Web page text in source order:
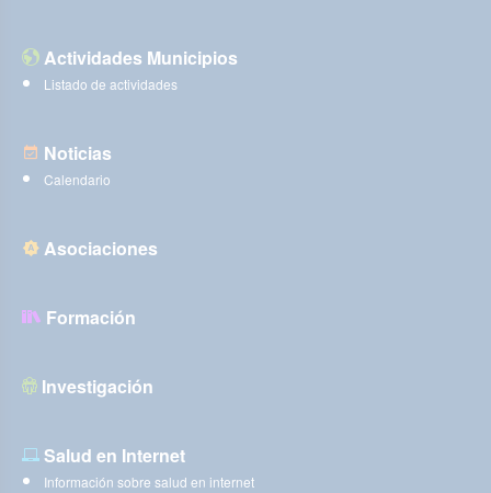
Actividades Municipios
Listado de actividades
Noticias
Calendario
Asociaciones
Formación
Investigación
Salud en Internet
Información sobre salud en internet